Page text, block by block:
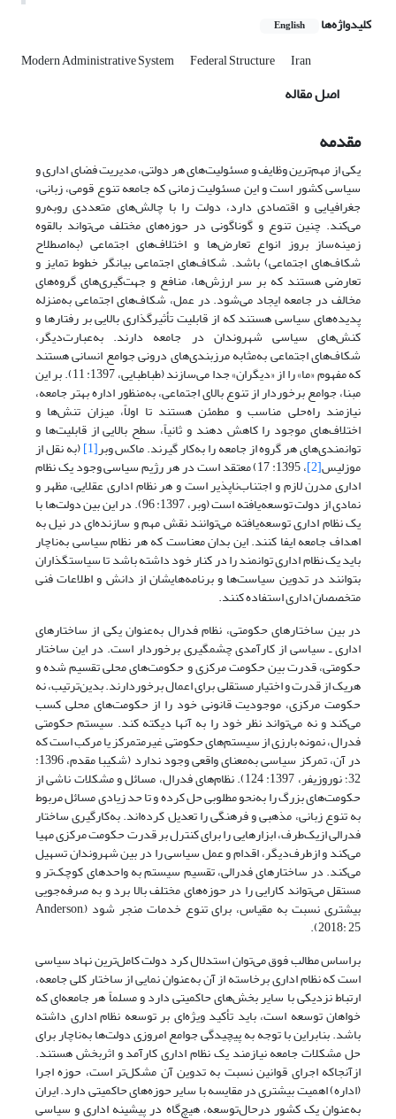
کلیدواژه‌ها English
Modern Administrative System Federal Structure Iran
اصل مقاله
مقدمه
یکی از مهم‌ترین وظایف و مسئولیت‌های هر دولتی، مدیریت فضای اداری و
سیاسی کشور است و این مسئولیت زمانی که جامعه تنوع قومی، زبانی،
جغرافیایی و اقتصادی دارد، دولت را با چالش‌های متعددی روبه‌رو
می‌کند. چنین تنوع و گوناگونی در حوزه‌های مختلف می‌تواند بالقوه
زمینه‌ساز بروز انواع تعارض‌ها و اختلاف‌های اجتماعی (به‌اصطلاح
شکاف‌های اجتماعی) باشد. شکاف‌های اجتماعی بیانگر خطوط تمایز و
تعارضی هستند که بر سر ارزش‌ها، منافع و جهت‌گیری‌های گروه‌های
مخالف در جامعه ایجاد می‌شود. در عمل، شکاف‌های اجتماعی به‌منزله
پدیده‌های سیاسی هستند که از قابلیت تأثیرگذاری بالایی بر رفتارها و
کنش‌های سیاسی شهروندان در جامعه دارند. به‌عبارت‌دیگر،
شکاف‌های اجتماعی به‌مثابه مرزبندی‌های درونی جوامع انسانی هستند
که مفهوم «ما» را از «دیگران» جدا می‌سازند (طباطبایی، 1397: 11). بر این
مبنا، جوامع برخوردار از تنوع بالای اجتماعی، به‌منظور اداره بهتر جامعه،
نیازمند راه‌حلی مناسب و مطمئن هستند تا اولاً، میزان تنش‌ها و
اختلاف‌های موجود را کاهش دهند و ثانیاً، سطح بالایی از قابلیت‌ها و
توانمندی‌های هر گروه از جامعه را به‌کار گیرند. ماکس وبر[1] (به نقل از
موزلیس[2] ، 1395: 17) معتقد است در هر رژیم سیاسی وجود یک نظام
اداری مدرن لازم و اجتناب‌ناپذیر است و هر نظام اداری عقلایی، مظهر و
نمادی از دولت توسعه‌یافته است (وبر، 1397: 96). در این بین دولت‌ها با
یک نظام اداری توسعه‌یافته می‌توانند نقش مهم و سازنده‌ای در نیل به
اهداف جامعه ایفا کنند. این بدان معناست که هر نظام سیاسی به‌ناچار
باید یک نظام اداری توانمند را در کنار خود داشته باشد تا سیاستگذاران
بتوانند در تدوین سیاست‌ها و برنامه‌هایشان از دانش و اطلاعات فنی
متخصصان اداری استفاده‌ کنند.
در بین ساختارهای حکومتی، نظام فدرال به‌عنوان یکی از ساختارهای
اداری ـ سیاسی از کارآمدی چشمگیری برخوردار است. در این ساختار
حکومتی، قدرت بین حکومت مرکزی و حکومت‌های محلی تقسیم شده و
هر‌یک از قدرت و اختیار مستقلی برای اعمال برخوردارند. بدین‌ترتیب، نه
حکومت مرکزی، موجودیت قانونی خود را از حکومت‌های محلی کسب
می‌کند و نه می‌تواند نظر خود را به آنها دیکته کند. سیستم حکومتی
فدرال، نمونه بارزی از سیستم‌های حکومتی غیرمتمرکز یا مرکب است که
در آن، تمرکز سیاسی به‌معنای واقعی وجود ندارد (شکیبا مقدم، 1396:
32؛ نوروزیفر، 1397: 124). نظام‌های فدرال، مسائل و مشکلات ناشی از
حکومت‌های بزرگ را به‌نحو مطلوبی حل کرده و تا حد زیادی مسائل مربوط
به تنوع زبانی، مذهبی و فرهنگی را تعدیل کرده‌اند. به‌کارگیری ساختار
فدرالی ازیک‌طرف، ابزارهایی را برای کنترل بر قدرت حکومت مرکزی مهیا
می‌کند و از‌طرف‌دیگر، اقدام و عمل سیاسی را در بین شهروندان تسهیل
می‌کند. در ساختارهای فدرالی، تقسیم سیستم به واحدهای کوچک‌تر و
مستقل می‌تواند کارایی را در حوزه‌های مختلف بالا برد و به صرفه‌جویی‌
بیشتری نسبت به مقیاس، برای تنوع خدمات منجر شود (Anderson,
2018: 25).
براساس مطالب فوق می‌توان استدلال کرد دولت کامل‌ترین نهاد سیاسی
است که نظام اداری برخاسته از آن به‌عنوان نمایی از ساختار کلی جامعه،
ارتباط نزدیکی با سایر بخش‌های حاکمیتی دارد و مسلماً هر جامعه‌ای که
خواهان توسعه است، باید تأکید ویژه‌ای بر توسعه نظام اداری داشته‌
باشد. بنابراین با توجه به پیچیدگی جوامع امروزی دولت‌ها به‌ناچار برای
حل مشکلات جامعه نیازمند یک نظام اداری کارآمد و اثربخش هستند.
از‌آنجا‌که اجرای قوانین نسبت به تدوین آن مشکل‌تر است، حوزه اجرا
(اداره) اهمیت بیشتری در مقایسه با سایر حوزه‌های حاکمیتی دارد. ایران
به‌عنوان یک کشور درحال‌توسعه، هیچ‌گاه در پیشینه اداری و سیاسی